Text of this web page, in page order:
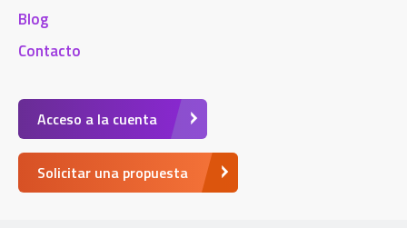
Blog
Contacto
Acceso a la cuenta
Solicitar una propuesta